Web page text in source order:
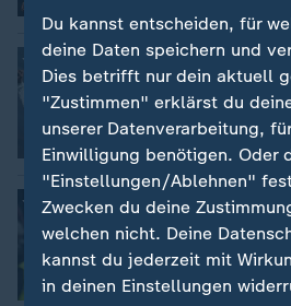
DFB-Pokal
:
Stuttgart folgt
Pokalfinale
von Moritz Zschau
Video 5:59
Stuttgart gegen
: "Groß gegen
von Andreas Morbach
Du kannst entscheiden, für
deine Daten speichern und
Dies betrifft nur dein aktuell
"Zustimmen" erklärst du
unserer Datenverarbeitung,
Einwilligung benötigen. Oder
"Einstellungen/Ablehnen"
Zwecken du deine
welchen nicht. Deine
kannst du jederzeit mit
in deinen Einstellungen